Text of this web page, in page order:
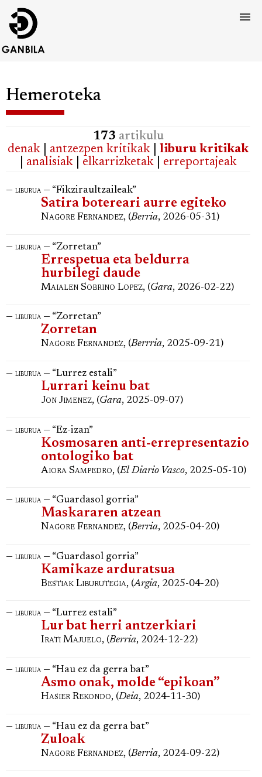
Hemeroteka
173 artikulu
denak
antzezpen kritikak
liburu kritikak
analisiak| elkarrizketak| erreportajeak
— liburua — “Fikziraultzaileak”
Satira botereari aurre egiteko
Nagore Fernandez, (Berria, 2026-05-31)
— liburua — “Zorretan”
Errespetua eta beldurra
hurbilegi daude
Maialen Sobrino Lopez, (Gara, 2026-02-22)
— liburua — “Zorretan”
Zorretan
Nagore Fernandez, (Berrria, 2025-09-21)
— liburua — “Lurrez estali”
Lurrari keinu bat
Jon Jimenez, (Gara, 2025-09-07)
— liburua — “Ez-izan”
Kosmosaren anti-errepresentazio
ontologiko bat
Aiora Sampedro, (El Diario Vasco, 2025-05-10)
— liburua — “Guardasol gorria”
Maskararen atzean
Nagore Fernandez, (Berria, 2025-04-20)
— liburua — “Guardasol gorria”
Kamikaze arduratsua
Bestiak Liburutegia, (Argia, 2025-04-20)
— liburua — “Lurrez estali”
Lur bat herri antzerkiari
Irati Majuelo, (Berria, 2024-12-22)
— liburua — “Hau ez da gerra bat”
Asmo onak, molde “epikoan”
Hasier Rekondo, (Deia, 2024-11-30)
— liburua — “Hau ez da gerra bat”
Zuloak
Nagore Fernandez, (Berria, 2024-09-22)